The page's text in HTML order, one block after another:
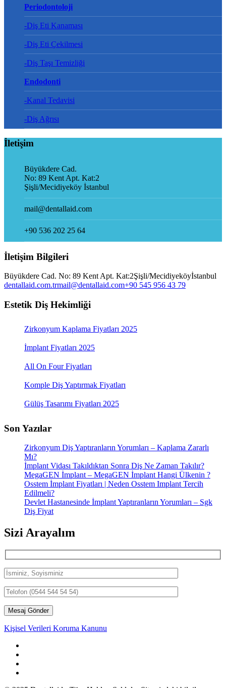
Periodontoloji
-Diş Eti Kanaması
-Diş Eti Çekilmesi
-Diş Taşı Temizliği
Endodonti
-Kanal Tedavisi
-Diş Ağrısı
İletişim
Büyükdere Cad.
No: 89 Kent Apt. Kat:2
Şişli/Mecidiyeköy İstanbul
mail@dentallaid.com
+90 536 202 25 64
İletişim Bilgileri
Büyükdere Cad. No: 89 Kent Apt. Kat:2Şişli/Mecidiyeköyİstanbul
dentallaid.com.trmail@dentallaid.com+90 545 956 43 79
Estetik Diş Hekimliği
Zirkonyum Kaplama Fiyatları 2025
İmplant Fiyatları 2025
All On Four Fiyatları
Komple Diş Yaptırmak Fiyatları
Gülüş Tasarımı Fiyatları 2025
Son Yazılar
Zirkonyum Diş Yaptıranların Yorumları – Kaplama Zararlı
Mı?
İmplant Vidası Takıldıktan Sonra Diş Ne Zaman Takılır?
MegaGEN İmplant – MegaGEN İmplant Hangi Ülkenin ?
Osstem İmplant Fiyatları | Neden Osstem Implant Tercih
Edilmeli?
Devlet Hastanesinde İmplant Yaptıranların Yorumları – Sgk
Diş Fiyat
Sizi Arayalım
Kişisel Verileri Koruma Kanunu